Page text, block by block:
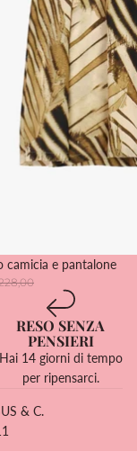
camicia e pantalone
RESO SENZA
PENSIERI
Hai 14 giorni di tempo
per ripensarci.
& C.